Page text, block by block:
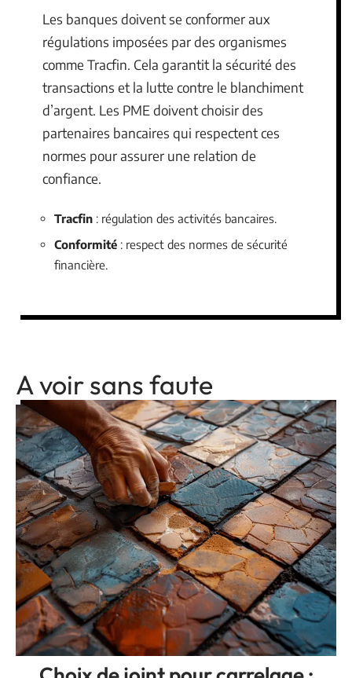
Les banques doivent se conformer aux
régulations imposées par des organismes
comme Tracfin. Cela garantit la sécurité des
transactions et la lutte contre le blanchiment
d’argent. Les PME doivent choisir des
partenaires bancaires qui respectent ces
normes pour assurer une relation de
confiance.
Tracfin : régulation des activités bancaires.
Conformité : respect des normes de sécurité
financière.
A voir sans faute